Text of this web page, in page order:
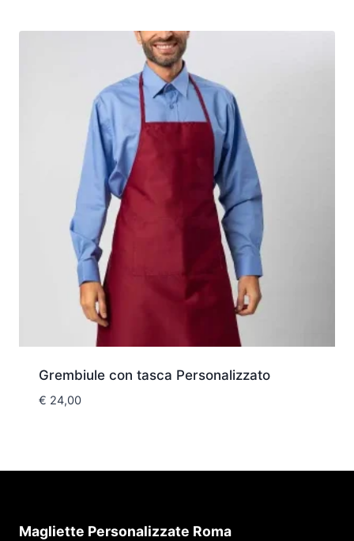
Grembiule con tasca Personalizzato
€ 24,00
Magliette Personalizzate Roma